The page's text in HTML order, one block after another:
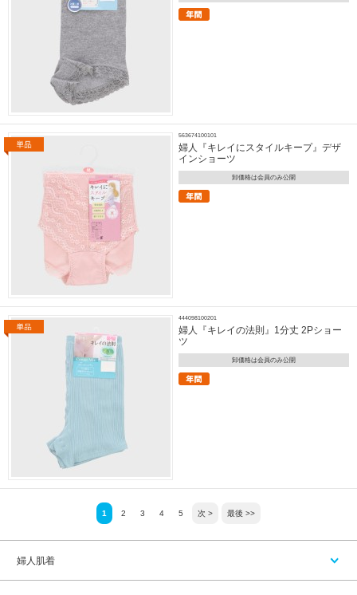
563674100101
婦人『キレイにスタイルキープ』デザ
インショーツ
卸価格は会員のみ公開
444098100201
婦人『キレイの法則』1分丈 2Pショー
ツ
卸価格は会員のみ公開
1 2 3 4 5 次 > 最後 >>
婦人肌着